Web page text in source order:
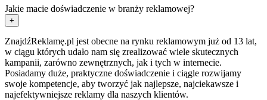
Jakie macie doświadczenie w branży reklamowej?
+
ZnajdźReklamę.pl jest obecne na rynku reklamowym już od 13 lat,
w ciągu których udało nam się zrealizować wiele skutecznych
kampanii, zarówno zewnętrznych, jak i tych w internecie.
Posiadamy duże, praktyczne doświadczenie i ciągle rozwijamy
swoje kompetencje, aby tworzyć jak najlepsze, najciekawsze i
najefektywniejsze reklamy dla naszych klientów.